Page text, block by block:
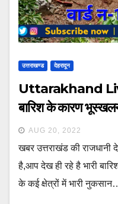
उत्तराखण्ड देहरादून
Uttarakhand
बारिश के कारण
AUG 20, 2022
खबर उत्तराखंड की राजधानी
है,आप देख ही रहे है भारी
के कई क्षेत्रों में भारी